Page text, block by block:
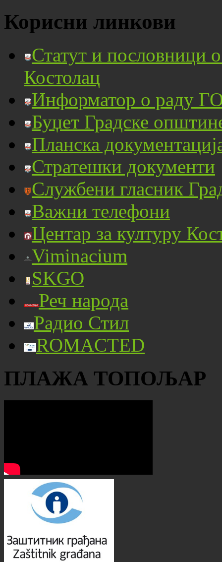
Корисни линкови
Статут и пословници
Костолац
Информатор о раду
Буџет Градске
Планска
Стратешки документи
Службени гласник
Важни телефони
Центар за културу
Viminacium
SKGO
Реч народа
Радио Стил
ROMACTED
ПЛАЖА ТОПОЉАР